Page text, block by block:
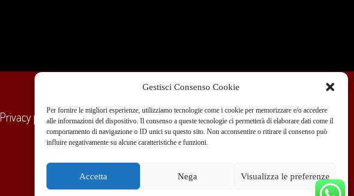
Gestisci Consenso Cookie
Per fornire le migliori esperienze, utilizziamo tecnologie come i cookie per memorizzare e/o accedere
alle informazioni del dispositivo. Il consenso a queste tecnologie ci permetterà di elaborare dati come il
comportamento di navigazione o ID unici su questo sito. Non acconsentire o ritirare il consenso può
influire negativamente su alcune caratteristiche e funzioni.
Accetta Nega Visualizza le preferenze
Privacy policy Condizioni di Vendita Dove siamo Blog
+39 351 970 89 33
info@teammotor.it
Officina: Cadelbosco Di Sopra Via G. Verga 6A